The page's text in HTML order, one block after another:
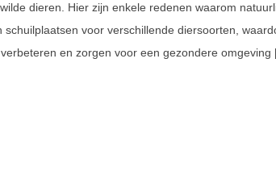
dieren. Hier zijn enkele redenen waarom
schuilplaatsen voor verschillende diersoorten,
en zorgen voor een gezondere